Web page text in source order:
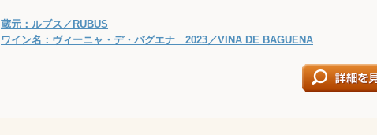
蔵元：ルブス／RUBUS
ワイン名：ヴィーニャ・デ・バグエナ 2023／VINA DE BAGUENA